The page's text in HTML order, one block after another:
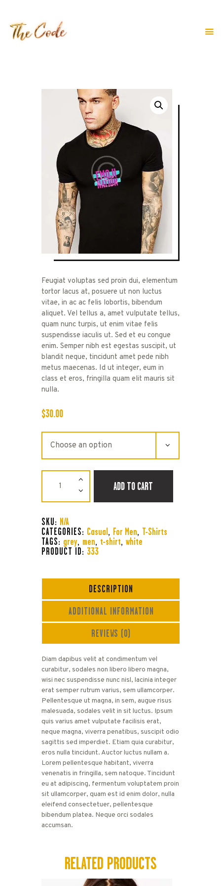
$30.00
Feugiat voluptas sed proin dui, elementum
tortor lacus at, posuere ut non luctus
vitae, in ac ac felis lobortis, bibendum
aliquet. Vel tellus a, amet vulputate tellus,
quam nunc turpis, ut enim vitae felis
suspendisse iaculis ut. Sed et eu congue
enim. Semper nibh est egestas suscipit, ut
blandit neque, tincidunt amet pede nibh
metus maecenas. Id ut integer, eum in
class et eros, fringilla quam elit mauris sit
nulla.
Logo
ADD TO CART
SKU: N/A
CATEGORIES: Casual , For Men, T-Shirts
TAGS: grey, men, t-shirt, white
PRODUCT ID: 333
DESCRIPTION
ADDITIONAL INFORMATION
REVIEWS (0)
Diam dapibus velit at condimentum vel
curabitur, sodales non libero libero magna,
wisi nec suspendisse nunc nisl, lacinia integer
erat semper rutrum varius, sem ullamcorper.
Pellentesque ut magna, in sem, augue risus
malesuada, sodales velit in sit luctus. Ipsum
quis varius amet vulputate facilisis erat,
neque magna, viverra penatibus, suscipit odio
sagittis sed imperdiet. Etiam quia curabitur,
eros nulla tincidunt. Auctor luctus nullam a.
Lorem pellentesque habitant, viverra
venenatis in fringilla, sem natoque. Tincidunt
eu at adipiscing, fermentum voluptatem proin
sit ullamcorper, quam est id enim dolor, nulla
eleifend consectetuer, pellentesque
bibendum platea. Neque orci sodales
accumsan.
RELATED PRODUCTS